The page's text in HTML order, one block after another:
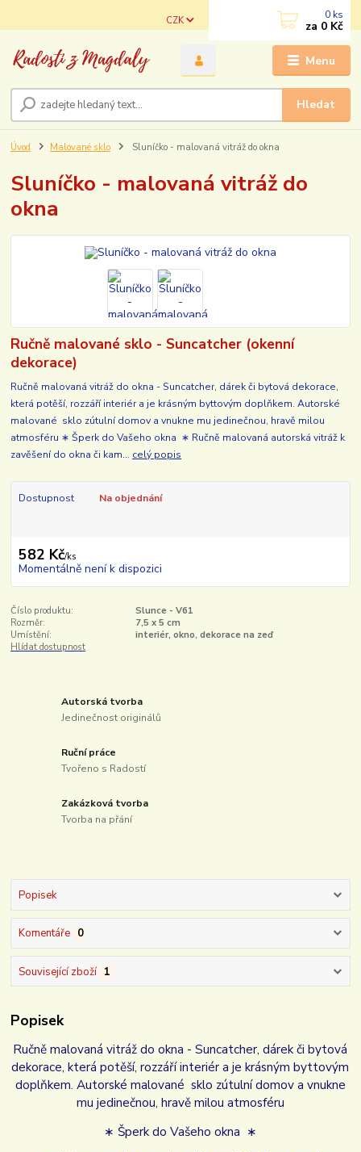
Menu
CZK
Hledat
0 ks
za 0 Kč
Úvod Malované sklo Sluníčko - malovaná vitráž do okna
Sluníčko - malovaná vitráž do
okna
Ručně malované sklo - Suncatcher (okenní
dekorace)
Ručně malovaná vitráž do okna - Suncatcher, dárek či bytová dekorace,
která potěší, rozzáří interiér a je krásným byttovým doplňkem. Autorské
malované sklo zútulní domov a vnukne mu jedinečnou, hravě milou
atmosféru ∗ Šperk do Vašeho okna ∗ Ručně malovaná autorská vitráž k
zavěšení do okna či kam... celý popis
Dostupnost Na objednání
582 Kč/ks
Momentálně není k dispozici
Číslo produktu:
Slunce - V61
Rozměr:
7,5 x 5 cm
Umístění:
interiér, okno, dekorace na zeď
Hlídat dostupnost
Autorská tvorba
Jedinečnost originálů
Ruční práce
Tvořeno s Radostí
Zakázková tvorba
Tvorba na přání
Popisek
Komentáře 0
Související zboží 1
Popisek
Ručně malovaná vitráž do okna - Suncatcher, dárek či bytová
dekorace, která potěší, rozzáří interiér a je krásným byttovým
doplňkem. Autorské malované sklo zútulní domov a vnukne
mu jedinečnou, hravě milou atmosféru
∗ Šperk do Vašeho okna ∗